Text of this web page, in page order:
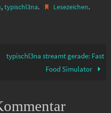
,typischl3na. Lesezeichen.
typischl3na streamt gerade: Fast
Food Simulator